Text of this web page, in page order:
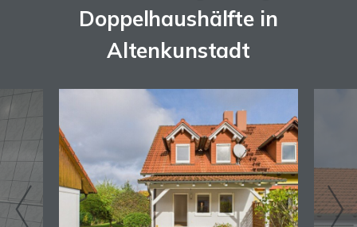
Doppelhaushälfte in
Altenkunstadt